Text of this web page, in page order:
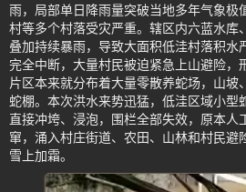
雨，局部单日降雨量突破当地多年气象极
村等多个村落受灾严重。辖区内六蓝水库
叠加持续暴雨，导致大面积低洼村落积水
完全中断，大量村民被迫紧急上山避险，
片区本来就分布着大量零散养蛇场，山坡
蛇棚。本次洪水来势迅猛，低洼区域小型
直接冲垮、浸泡，围栏全部失效，原本人
窜，涌入村庄街道、农田、山林和村民避
雪上加霜。